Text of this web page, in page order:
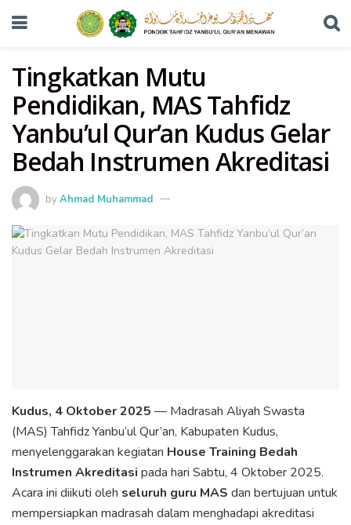
Tingkatkan Mutu
Pendidikan, MAS Tahfidz
Yanbu’ul Qur’an Kudus Gelar
Bedah Instrumen Akreditasi
byAhmad Muhammad
Kudus, 4 Oktober 2025 — Madrasah Aliyah Swasta
(MAS) Tahfidz Yanbu’ul Qur’an, Kabupaten Kudus,
menyelenggarakan kegiatan House Training Bedah
Instrumen Akreditasi pada hari Sabtu, 4 Oktober 2025.
Acara ini diikuti oleh seluruh guru MAS dan bertujuan untuk
mempersiapkan madrasah dalam menghadapi akreditasi